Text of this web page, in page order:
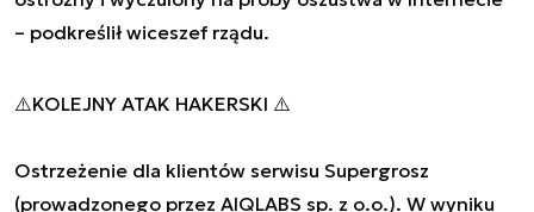
– podkreślił wiceszef rządu.
⚠️KOLEJNY ATAK HAKERSKI ⚠️
Ostrzeżenie dla klientów serwisu Supergrosz
(prowadzonego przez AIQLABS sp. z o.o.). W wyniku